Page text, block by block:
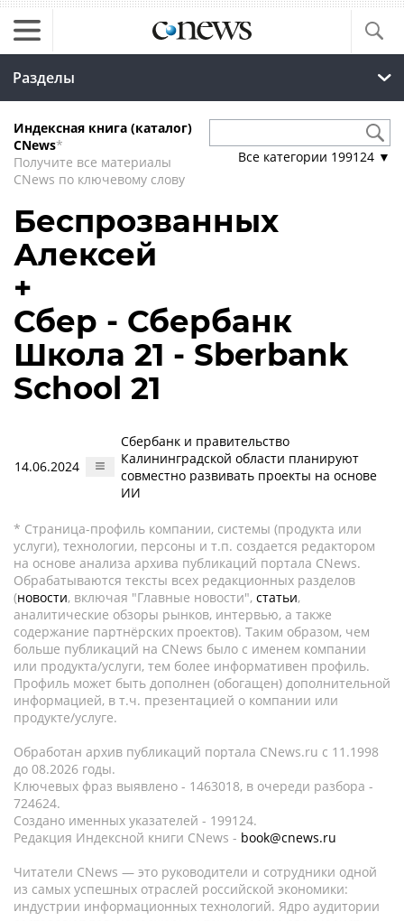
Разделы
Индексная книга (каталог)
CNews*
Получите все материалы
CNews по ключевому слову
Все категории 199124 ▼
Беспрозванных
Алексей
+
Сбер - Сбербанк
Школа 21 - Sberbank
School 21
14.06.2024
Сбербанк и правительство
Калининградской области планируют
совместно развивать проекты на основе
ИИ
* Страница-профиль компании, системы (продукта или
услуги), технологии, персоны и т.п. создается редактором
на основе анализа архива публикаций портала CNews.
Обрабатываются тексты всех редакционных разделов
(новости, включая "Главные новости", статьи,
аналитические обзоры рынков, интервью, а также
содержание партнёрских проектов). Таким образом, чем
больше публикаций на CNews было с именем компании
или продукта/услуги, тем более информативен профиль.
Профиль может быть дополнен (обогащен) дополнительной
информацией, в т.ч. презентацией о компании или
продукте/услуге.
Обработан архив публикаций портала CNews.ru c 11.1998
до 08.2026 годы.
Ключевых фраз выявлено - 1463018, в очереди разбора -
724624.
Создано именных указателей - 199124.
Редакция Индексной книги CNews - book@cnews.ru
Читатели CNews — это руководители и сотрудники одной
из самых успешных отраслей российской экономики:
индустрии информационных технологий. Ядро аудитории